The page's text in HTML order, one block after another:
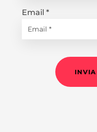
Email *
INVIA